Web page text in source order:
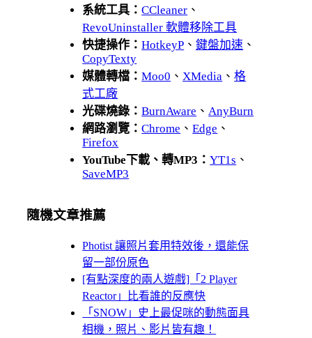
系統工具：CCleaner 、
RevoUninstaller 軟體移除工具
快捷操作：HotkeyP 、鍵盤加速 、
CopyTexty
媒體轉檔：Moo0 、 XMedia 、格
式工廠
光碟燒錄：BurnAware 、 AnyBurn
網路瀏覽：Chrome 、Edge 、
Firefox
YouTube下載、轉MP3：YT1s 、
SaveMP3
隨機文章推薦
Photist 讓照片套用特效後，還能保
留一部份原色
[有點深度的兩人遊戲]「2 Player
Reactor」比看誰的反應快
「SNOW」史上最促咪的動態面具
相機，照片、影片皆有趣！